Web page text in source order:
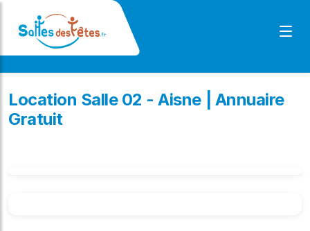
Location Salle 02 - Aisne | Annuaire
Gratuit